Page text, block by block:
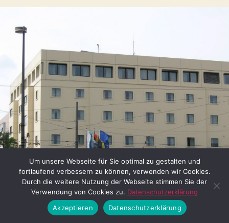
Um unsere Webseite für Sie optimal zu gestalten und
fortlaufend verbessern zu können, verwenden wir Cookies.
Durch die weitere Nutzung der Webseite stimmen Sie der
Verwendung von Cookies zu. Datenschutzerklärung
Akzeptieren
Datenschutzerklärung